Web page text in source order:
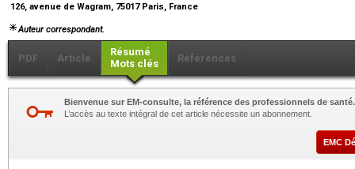
126, avenue de Wagram, 75017 Paris, France
Auteur correspondant.
PDF Article
Résumé
Mots clés
Références
Bienvenue sur EM-consulte, la référence des professionnels de santé.
L’accès au texte intégral de cet article nécessite un abonnement.
EMC